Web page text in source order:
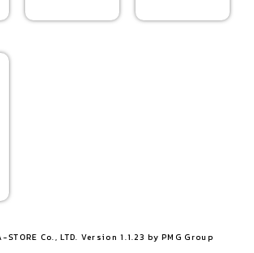
Co., LTD. Version 1.1.23 by PMG Group